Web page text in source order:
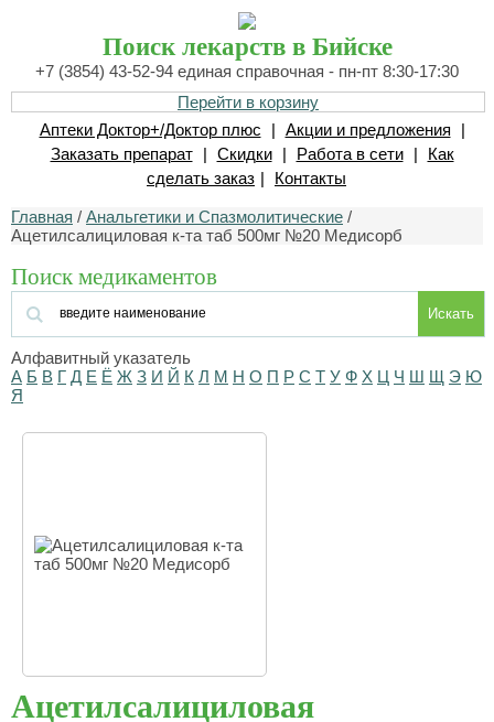
Поиск лекарств в Бийске
+7 (3854) 43-52-94 единая справочная - пн-пт 8:30-17:30
Перейти в корзину
Аптеки Доктор+/Доктор плюс
| Акции и предложения
|
Заказать препарат
| Скидки | Работа в сети |
Как
сделать заказ | Контакты
Главная / Анальгетики и Спазмолитические /
Ацетилсалициловая к-та таб 500мг №20 Медисорб
Поиск медикаментов
Искать
Алфавитный указатель
А Б В Г Д Е Ё Ж З И Й К Л М Н О П Р С Т У Ф Х Ц Ч Ш Щ Э Ю
Я
Ацетилсалициловая